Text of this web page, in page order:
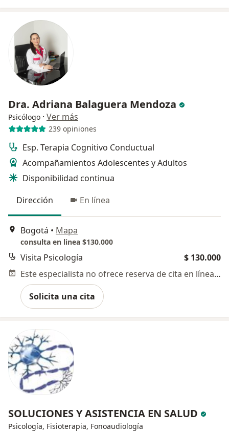
Dra. Adriana Balaguera Mendoza
Psicólogo · Ver más
239 opiniones
Esp. Terapia Cognitivo Conductual
Acompañamientos Adolescentes y Adultos
Disponibilidad continua
Dirección
En línea
Bogotá • Mapa
consulta en linea $130.000
Visita Psicología
$ 130.000
Este especialista no ofrece reserva de cita en línea en esta dirección.
Solicita una cita
SOLUCIONES Y ASISTENCIA EN SALUD
Psicología, Fisioterapia, Fonoaudiología